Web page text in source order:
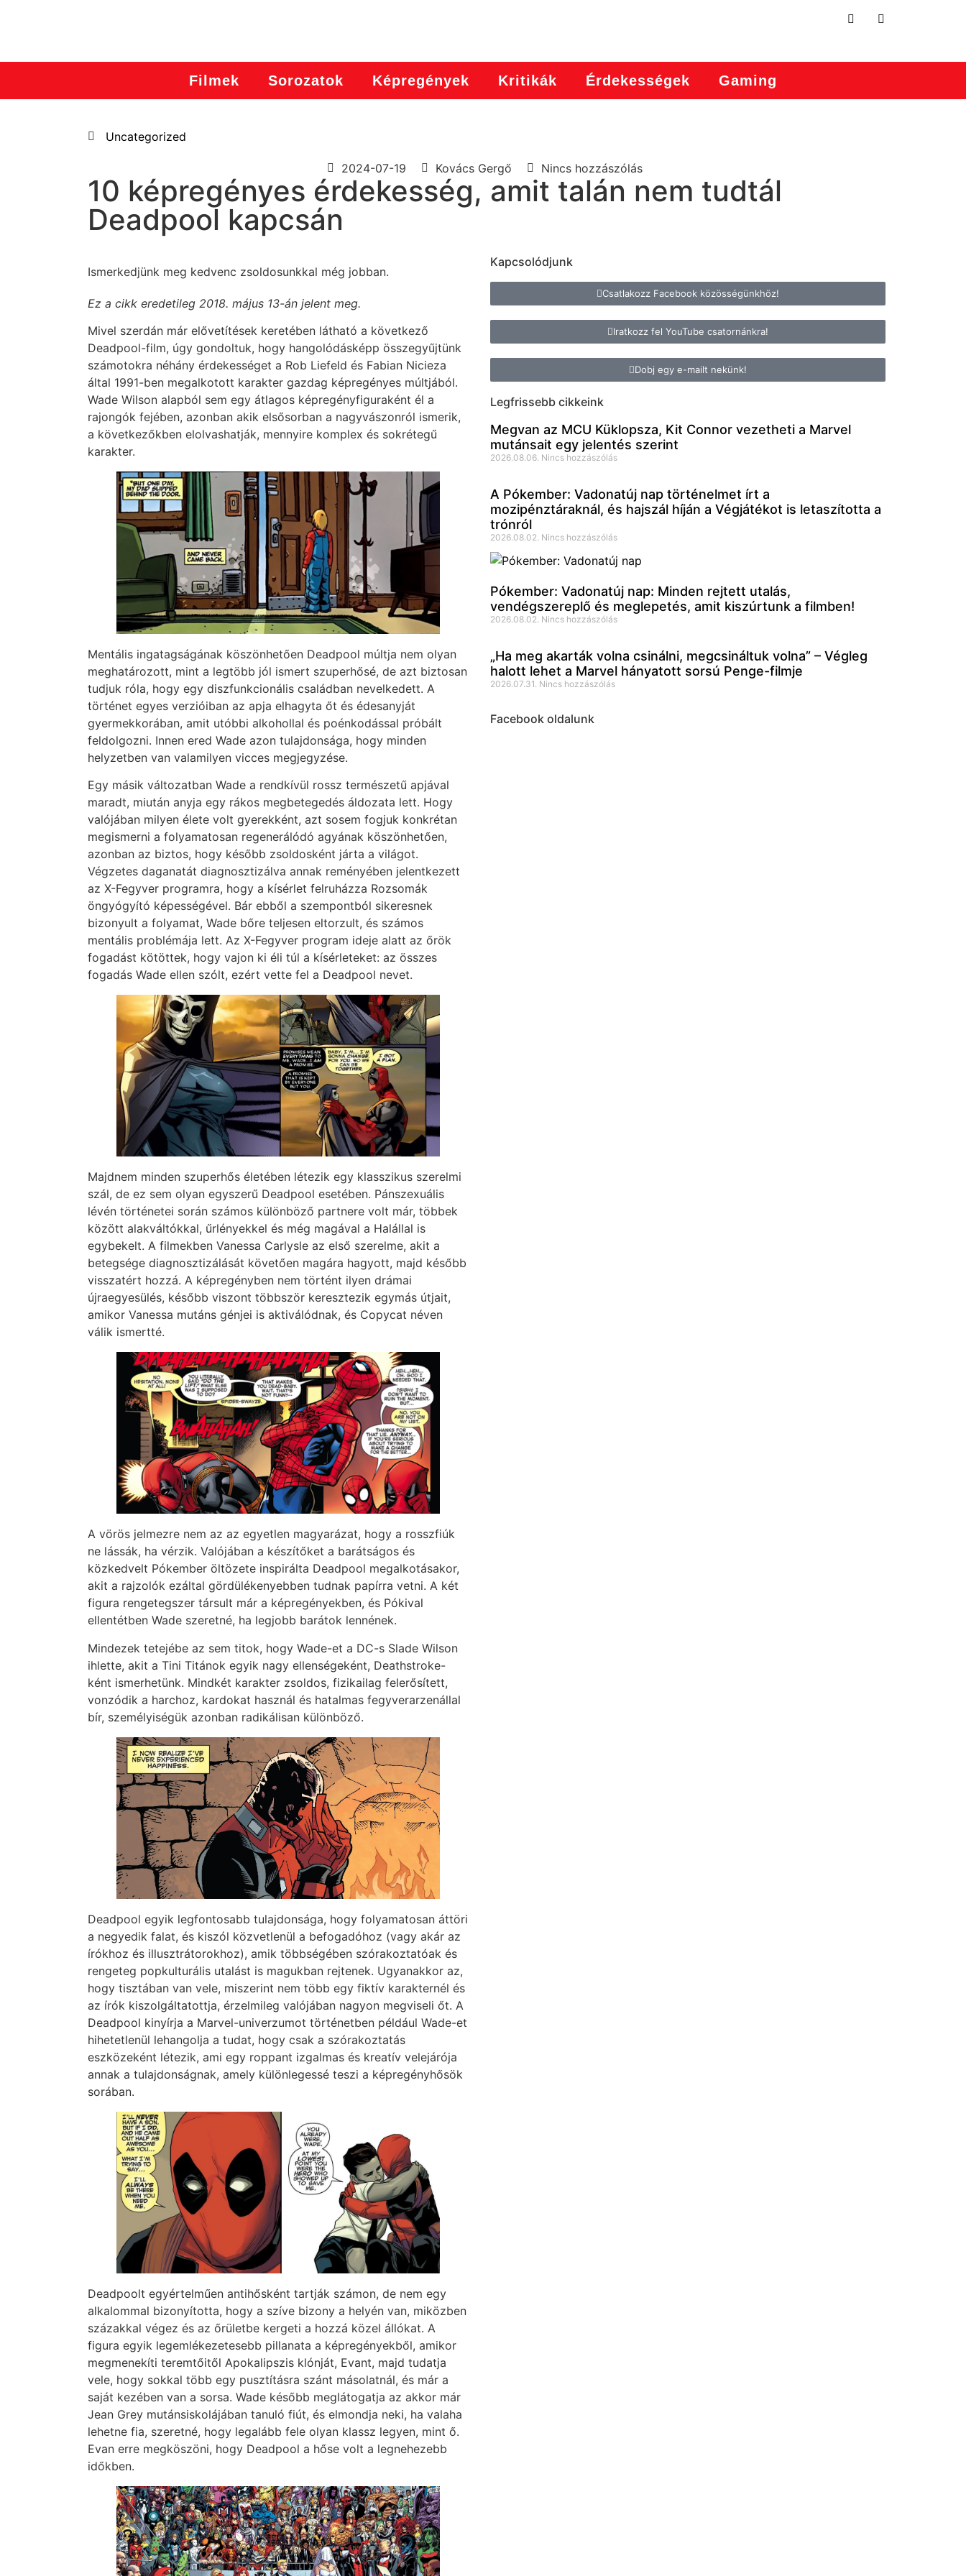
Filmek Sorozatok Képregények Kritikák Érdekességek Gaming
Uncategorized
2024-07-19 Kovács Gergő Nincs hozzászólás
10 képregényes érdekesség, amit talán nem tudtál
Deadpool kapcsán
Ismerkedjünk meg kedvenc zsoldosunkkal még jobban.
Ez a cikk eredetileg 2018. május 13-án jelent meg.
Mivel szerdán már elővetítések keretében látható a következő
Deadpool-film, úgy gondoltuk, hogy hangolódásképp összegyűjtünk
számotokra néhány érdekességet a Rob Liefeld és Fabian Nicieza
által 1991-ben megalkotott karakter gazdag képregényes múltjából.
Wade Wilson alapból sem egy átlagos képregényfiguraként él a
rajongók fejében, azonban akik elsősorban a nagyvászonról ismerik,
a következőkben elolvashatják, mennyire komplex és sokrétegű
karakter.
Mentális ingatagságának köszönhetően Deadpool múltja nem olyan
meghatározott, mint a legtöbb jól ismert szuperhősé, de azt biztosan
tudjuk róla, hogy egy diszfunkcionális családban nevelkedett. A
történet egyes verzióiban az apja elhagyta őt és édesanyját
gyermekkorában, amit utóbbi alkohollal és poénkodással próbált
feldolgozni. Innen ered Wade azon tulajdonsága, hogy minden
helyzetben van valamilyen vicces megjegyzése.
Egy másik változatban Wade a rendkívül rossz természetű apjával
maradt, miután anyja egy rákos megbetegedés áldozata lett. Hogy
valójában milyen élete volt gyerekként, azt sosem fogjuk konkrétan
megismerni a folyamatosan regenerálódó agyának köszönhetően,
azonban az biztos, hogy később zsoldosként járta a világot.
Végzetes daganatát diagnosztizálva annak reményében jelentkezett
az X-Fegyver programra, hogy a kísérlet felruházza Rozsomák
öngyógyító képességével. Bár ebből a szempontból sikeresnek
bizonyult a folyamat, Wade bőre teljesen eltorzult, és számos
mentális problémája lett. Az X-Fegyver program ideje alatt az őrök
fogadást kötöttek, hogy vajon ki éli túl a kísérleteket: az összes
fogadás Wade ellen szólt, ezért vette fel a Deadpool nevet.
Majdnem minden szuperhős életében létezik egy klasszikus szerelmi
szál, de ez sem olyan egyszerű Deadpool esetében. Pánszexuális
lévén történetei során számos különböző partnere volt már, többek
között alakváltókkal, űrlényekkel és még magával a Halállal is
egybekelt. A filmekben Vanessa Carlysle az első szerelme, akit a
betegsége diagnosztizálását követően magára hagyott, majd később
visszatért hozzá. A képregényben nem történt ilyen drámai
újraegyesülés, később viszont többször keresztezik egymás útjait,
amikor Vanessa mutáns génjei is aktiválódnak, és Copycat néven
válik ismertté.
A vörös jelmezre nem az az egyetlen magyarázat, hogy a rosszfiúk
ne lássák, ha vérzik. Valójában a készítőket a barátságos és
közkedvelt Pókember öltözete inspirálta Deadpool megalkotásakor,
akit a rajzolók ezáltal gördülékenyebben tudnak papírra vetni. A két
figura rengetegszer társult már a képregényekben, és Pókival
ellentétben Wade szeretné, ha legjobb barátok lennének.
Mindezek tetejébe az sem titok, hogy Wade-et a DC-s Slade Wilson
ihlette, akit a Tini Titánok egyik nagy ellenségeként, Deathstroke-
ként ismerhetünk. Mindkét karakter zsoldos, fizikailag felerősített,
vonzódik a harchoz, kardokat használ és hatalmas fegyverarzenállal
bír, személyiségük azonban radikálisan különböző.
Deadpool egyik legfontosabb tulajdonsága, hogy folyamatosan áttöri
a negyedik falat, és kiszól közvetlenül a befogadóhoz (vagy akár az
írókhoz és illusztrátorokhoz), amik többségében szórakoztatóak és
rengeteg popkulturális utalást is magukban rejtenek. Ugyanakkor az,
hogy tisztában van vele, miszerint nem több egy fiktív karakternél és
az írók kiszolgáltatottja, érzelmileg valójában nagyon megviseli őt. A
Deadpool kinyírja a Marvel-univerzumot történetben például Wade-et
hihetetlenül lehangolja a tudat, hogy csak a szórakoztatás
eszközeként létezik, ami egy roppant izgalmas és kreatív velejárója
annak a tulajdonságnak, amely különlegessé teszi a képregényhősök
sorában.
Deadpoolt egyértelműen antihősként tartják számon, de nem egy
alkalommal bizonyította, hogy a szíve bizony a helyén van, miközben
százakkal végez és az őrületbe kergeti a hozzá közel állókat. A
figura egyik legemlékezetesebb pillanata a képregényekből, amikor
megmenekíti teremtőitől Apokalipszis klónját, Evant, majd tudatja
vele, hogy sokkal több egy pusztításra szánt másolatnál, és már a
saját kezében van a sorsa. Wade később meglátogatja az akkor már
Jean Grey mutánsiskolájában tanuló fiút, és elmondja neki, ha valaha
lehetne fia, szeretné, hogy legalább fele olyan klassz legyen, mint ő.
Evan erre megköszöni, hogy Deadpool a hőse volt a legnehezebb
időkben.
Kapcsolódjunk
Csatlakozz Facebook közösségünkhöz!
Iratkozz fel YouTube csatornánkra!
Dobj egy e-mailt nekünk!
Legfrissebb cikkeink
Megvan az MCU Küklopsza, Kit Connor vezetheti a Marvel
mutánsait egy jelentés szerint
2026.08.06. Nincs hozzászólás
A Pókember: Vadonatúj nap történelmet írt a
mozipénztáraknál, és hajszál híján a Végjátékot is letaszította a
trónról
2026.08.02. Nincs hozzászólás
Pókember: Vadonatúj nap: Minden rejtett utalás,
vendégszereplő és meglepetés, amit kiszúrtunk a filmben!
2026.08.02. Nincs hozzászólás
„Ha meg akarták volna csinálni, megcsináltuk volna” – Végleg
halott lehet a Marvel hányatott sorsú Penge-filmje
2026.07.31. Nincs hozzászólás
Facebook oldalunk